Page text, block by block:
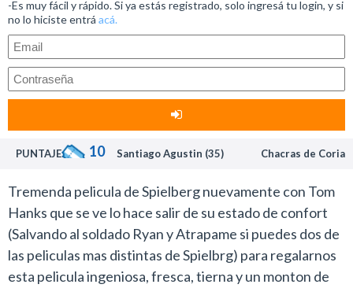
-Es muy fácil y rápido. Si ya estás registrado, solo ingresá tu login, y si
no lo hiciste entrá acá.
PUNTAJE: 10 Santiago Agustin (35) Chacras de Coria
Tremenda pelicula de Spielberg nuevamente con Tom
Hanks que se ve lo hace salir de su estado de confort
(Salvando al soldado Ryan y Atrapame si puedes dos de
las peliculas mas distintas de Spielbrg) para regalarnos
esta pelicula ingeniosa, fresca, tierna y un monton de